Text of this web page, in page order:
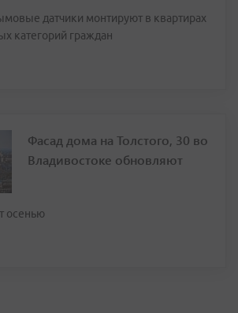
датчики монтируют в квартирах
категорий граждан
Фасад дома на Толстого, 30 во
Владивостоке обновляют
осенью